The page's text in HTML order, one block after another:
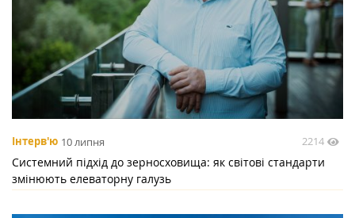
Інтерв'ю 10 липня 2214
Системний підхід до зерносховища: як світові стандарти
змінюють елеваторну галузь